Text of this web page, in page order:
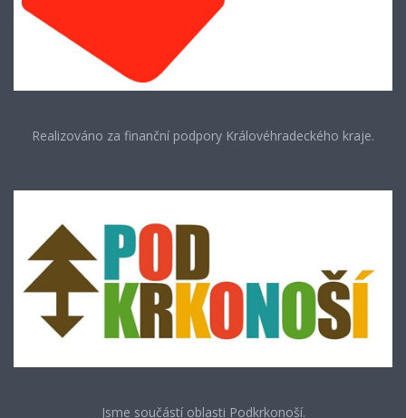
Realizováno za finanční podpory Královéhradeckého kraje.
Jsme součástí oblasti Podkrkonoší.